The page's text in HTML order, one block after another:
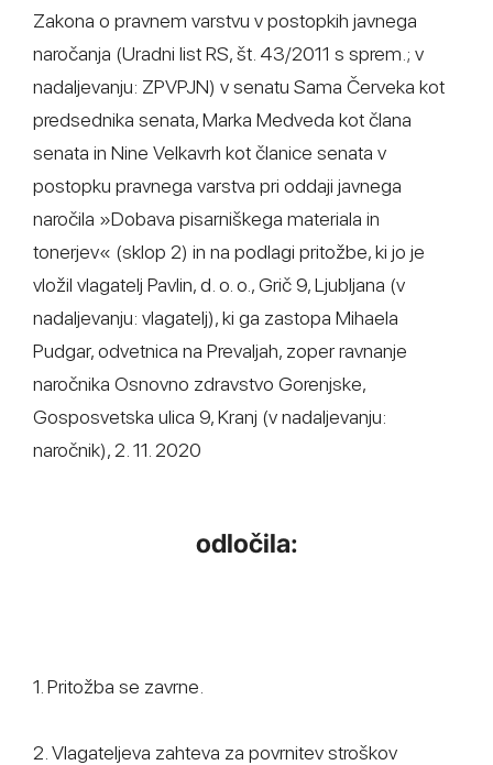
Zakona o pravnem varstvu v postopkih javnega
naročanja (Uradni list RS, št. 43/2011 s sprem.; v
nadaljevanju: ZPVPJN) v senatu Sama Červeka kot
predsednika senata, Marka Medveda kot člana
senata in Nine Velkavrh kot članice senata v
postopku pravnega varstva pri oddaji javnega
naročila »Dobava pisarniškega materiala in
tonerjev« (sklop 2) in na podlagi pritožbe, ki jo je
vložil vlagatelj Pavlin, d. o. o., Grič 9, Ljubljana (v
nadaljevanju: vlagatelj), ki ga zastopa Mihaela
Pudgar, odvetnica na Prevaljah, zoper ravnanje
naročnika Osnovno zdravstvo Gorenjske,
Gosposvetska ulica 9, Kranj (v nadaljevanju:
naročnik), 2. 11. 2020
odločila:
1. Pritožba se zavrne.
2. Vlagateljeva zahteva za povrnitev stroškov